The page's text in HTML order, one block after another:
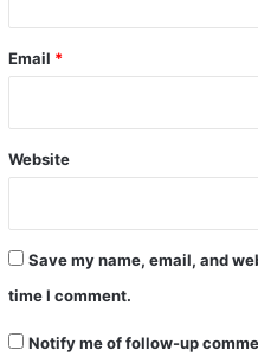
Email *
Website
Save my name, email, and
time I comment.
Notify me of follow-up